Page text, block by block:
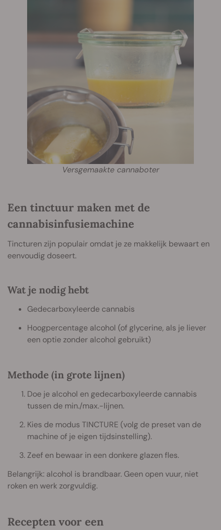
Versgemaakte cannaboter
Een tinctuur maken met de
cannabisinfusiemachine
Tincturen zijn populair omdat je ze makkelijk bewaart en
eenvoudig doseert.
Wat je nodig hebt
Gedecarboxyleerde cannabis
Hoogpercentage alcohol (of glycerine, als je liever
een optie zonder alcohol gebruikt)
Methode (in grote lijnen)
Doe je alcohol en gedecarboxyleerde cannabis
tussen de min./max.-lijnen.
Kies de modus TINCTURE (volg de preset van de
machine of je eigen tijdsinstelling).
Zeef en bewaar in een donkere glazen fles.
Belangrijk: alcohol is brandbaar. Geen open vuur, niet
roken en werk zorgvuldig.
Recepten voor een